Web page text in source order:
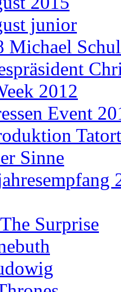
junior
Michael
2012
Event
Tatort
Sinne
Surprise